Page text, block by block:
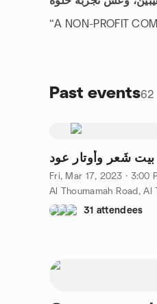
“A NON-PROFIT
Past events62
Fri, Mar 17, 2023 · 3:00
31 attendees